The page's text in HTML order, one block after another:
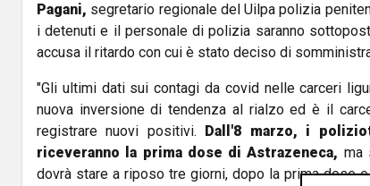
Pagani, segretario regionale del Uilpa polizia
i detenuti e il personale di polizia saranno
accusa il ritardo con cui è stato deciso di
"Gli ultimi dati sui contagi da covid nelle carceri
nuova inversione di tendenza al rialzo ed è il
registrare nuovi positivi.
Dall'8 marzo, i
riceveranno la prima dose di Astrazeneca, ma
dovrà stare a riposo tre giorni, dopo la prima dose